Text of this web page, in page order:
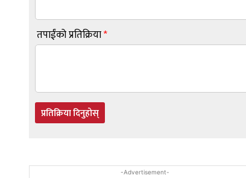
तपाईंको प्रतिक्रिया*
प्रतिक्रिया दिनुहोस्
-Advertisement-